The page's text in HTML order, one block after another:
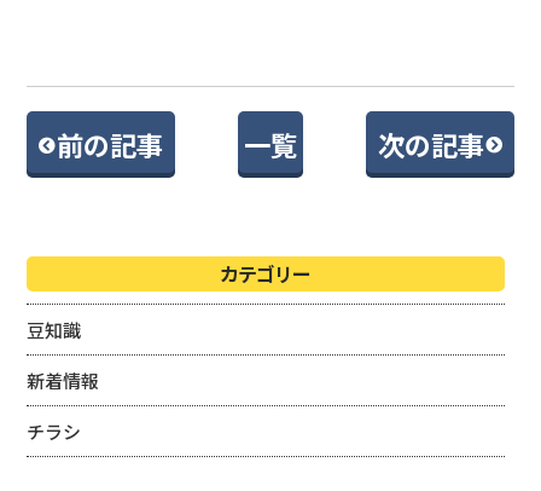
前の記事 一覧 次の記事
カテゴリー
豆知識
新着情報
チラシ